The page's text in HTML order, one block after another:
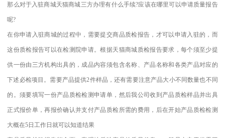
那么对于入驻商城天猫商城三方办理有什么手续?应该在哪里可以申请质量报告
呢?
在你申请入驻商城的过程中，需要提交商品质检报告，才可以申请入驻的，而
这份质检报告可以在检测院申请。根据天猫商城质检报告要求，每个须至少提
供一份由三方机构出具的，成品内容须包含名称、产品名称和各类产品对应的
下述必检项目。需要产品提供2件样品，还有需要注意产品大小不同数量也不同
的。须要填写一份产品质检检测申请单，然后我公司收到产品质检样品并出具
正式报价单，再报价确认并支付产品质检所需的费用，后在开始产品质检检测
大概在5日工作日就可以知道结果